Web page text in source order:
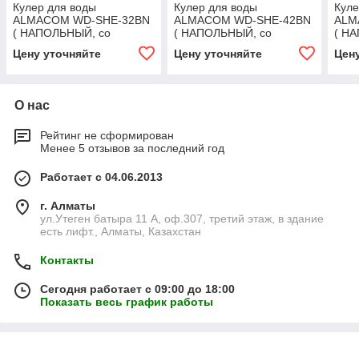
Кулер для воды
ALMACOM WD-SHE-32BN
( НАПОЛЬНЫЙ, со
шкафчиком электронное
охлаждение и нагрев,
Цену уточняйте
Кулер для воды
ALMACOM WD-SHE-42BN
( НАПОЛЬНЫЙ, со
шкафчиком электронное
охлаждение и нагрев,
Цену уточняйте
(
О нас
Рейтинг не сформирован
Менее 5 отзывов за последний год
Работает с 04.06.2013
г. Алматы
ул.Утеген батыра 11 А, оф.307, третий этаж, в здание
есть лифт., Алматы, Казахстан
Контакты
Сегодня работает с 09:00 до 18:00
Показать весь график работы